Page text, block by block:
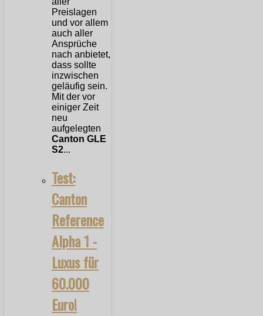
Preislagen
und vor allem
auch aller
Ansprüche
nach anbietet,
dass sollte
inzwischen
geläufig sein.
Mit der vor
einiger Zeit
neu
aufgelegten
Canton GLE
S2...
Test:
Canton
Reference
Alpha 1 -
Luxus für
60.000
Euro!